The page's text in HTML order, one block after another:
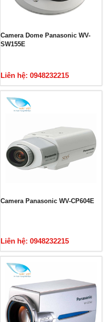
Camera Dome Panasonic WV-
SW155E
Liên hệ: 0948232215
Camera Panasonic WV-CP604E
Liên hệ: 0948232215